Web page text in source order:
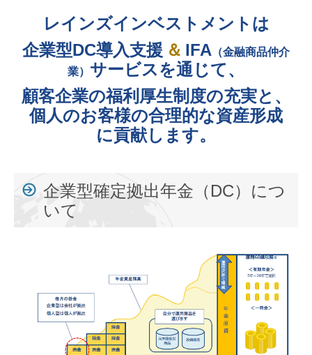
レインズインベストメントは
企業型DC導入支援 ＆ IFA （金融商品仲介
業） サービスを通じて、
顧客企業の福利厚生制度の充実と、
個人のお客様の合理的な資産形成
に貢献します。
企業型確定拠出年金（DC）につ
いて